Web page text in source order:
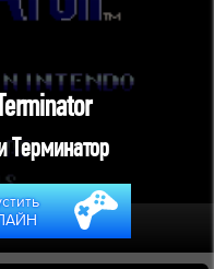
Терминатор